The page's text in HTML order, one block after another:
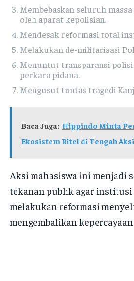
Membebaskan seluruh
oleh aparat kepolisian.
Mendesak reformasi total
Melakukan de-militarisasi
Menuntut transparansi polisi
perkara pidana.
Mengusut tuntas tragedi
Baca Juga: Hippindo Minta
Ekosistem Ritel di Tengah
Aksi mahasiswa ini menjadi
tekanan publik agar institusi
melakukan reformasi
mengembalikan